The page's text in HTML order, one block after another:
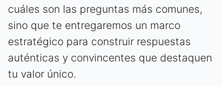
cuáles son las preguntas más comunes,
sino que te entregaremos un marco
estratégico para construir respuestas
auténticas y convincentes que destaquen
tu valor único.